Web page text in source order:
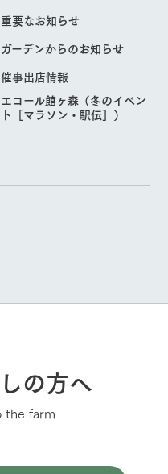
重要なお知らせ
ガーデンからのお知らせ
催事出店情報
エコール館ヶ森（冬のイベン
ト［マラソン・駅伝］）
の方へ
the farm